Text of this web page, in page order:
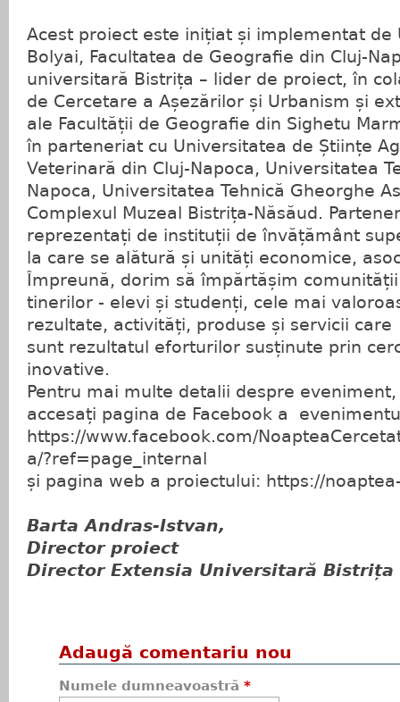
Acest proiect este inițiat și implementat de
Bolyai, Facultatea de Geografie din Cluj-
universitară Bistrița – lider de proiect, în
de Cercetare a Așezărilor și Urbanism și
ale Facultății de Geografie din Sighetu
în parteneriat cu Universitatea de Științe
Veterinară din Cluj-Napoca, Universitatea
Napoca, Universitatea Tehnică Gheorghe
Complexul Muzeal Bistrița-Năsăud.
reprezentați de instituții de învățământ
la care se alătură și unități economice,
Împreună, dorim să împărtășim
tinerilor - elevi și studenți, cele mai
rezultate, activități, produse și servicii care
sunt rezultatul eforturilor susținute prin
inovative.
Pentru mai multe detalii despre
accesați pagina de Facebook a
https://www.facebook.com/
a/?ref=page_internal
și pagina web a proiectului: https://
Barta Andras-Istvan,
Director proiect
Director Extensia Universitară Bistrița
Adaugă comentariu nou
Numele dumneavoastră *